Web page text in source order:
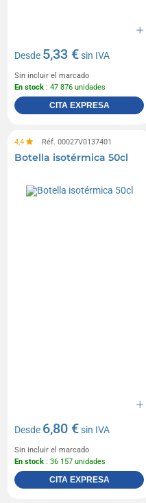
Desde 5,33 €sin IVA
Sin incluir el marcado
En stock : 47 876 unidades
CITA EXPRESA
4,4 Réf. 00027V0137401
Botella isotérmica 50cl
Desde 6,80 €sin IVA
Sin incluir el marcado
En stock : 36 157 unidades
CITA EXPRESA